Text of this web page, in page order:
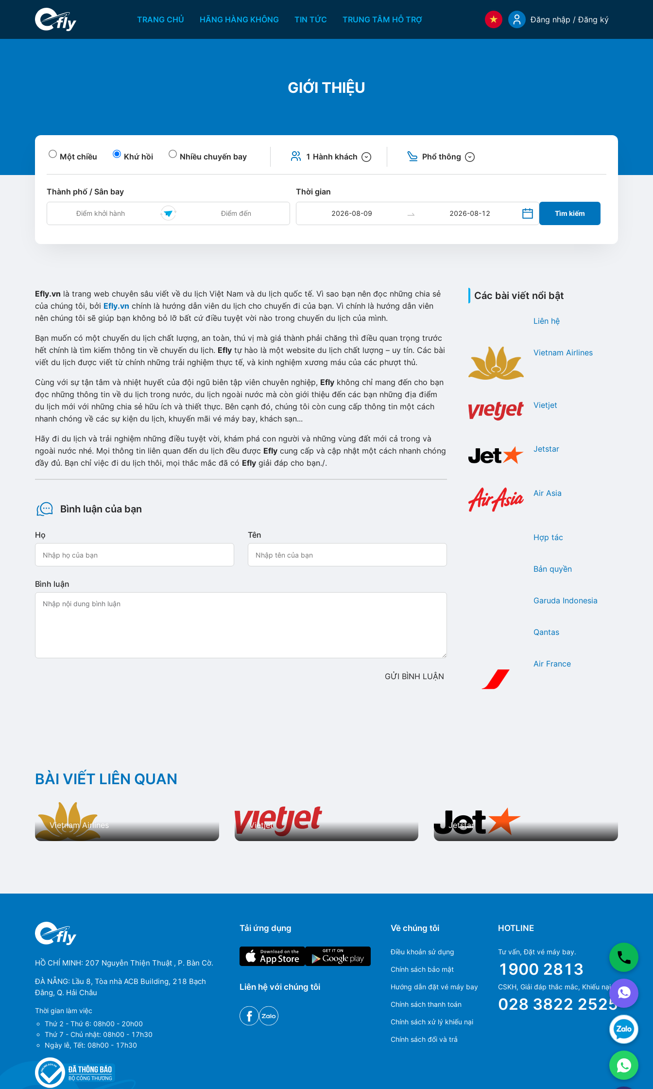
TRANG CHỦ HÃNG HÀNG KHÔNG TIN TỨC TRUNG TÂM HỖ TRỢ Đăng nhập / Đăng ký
GIỚI THIỆU
Một chiều Khứ hồi Nhiều chuyến bay 1 Hành khách Phổ thông
Thành phố / Sân bay Thời gian
Tìm kiếm
Efly.vn là trang web chuyên sâu viết về du lịch Việt Nam và du lịch quốc tế. Vì sao bạn nên đọc những chia sẻ
của chúng tôi, bởi Efly.vn chính là hướng dẫn viên du lịch cho chuyến đi của bạn. Vì chính là hướng dẫn viên
nên chúng tôi sẽ giúp bạn không bỏ lỡ bất cứ điều tuyệt vời nào trong chuyến du lịch của mình.
Bạn muốn có một chuyến du lịch chất lượng, an toàn, thú vị mà giá thành phải chăng thì điều quan trọng trước
hết chính là tìm kiếm thông tin về chuyến du lịch. Efly tự hào là một website du lịch chất lượng – uy tín. Các bài
viết du lịch được viết từ chính những trải nghiệm thực tế, và kinh nghiệm xương máu của các phượt thủ.
Cùng với sự tận tâm và nhiệt huyết của đội ngũ biên tập viên chuyên nghiệp, Efly không chỉ mang đến cho bạn
đọc những thông tin về du lịch trong nước, du lịch ngoài nước mà còn giới thiệu đến các bạn những địa điểm
du lịch mới với những chia sẻ hữu ích và thiết thực. Bên cạnh đó, chúng tôi còn cung cấp thông tin một cách
nhanh chóng về các sự kiện du lịch, khuyến mãi vé máy bay, khách sạn...
Hãy đi du lịch và trải nghiệm những điều tuyệt vời, khám phá con người và những vùng đất mới cả trong và
ngoài nước nhé. Mọi thông tin liên quan đến du lịch đều được Efly cung cấp và cập nhật một cách nhanh chóng
đầy đủ. Bạn chỉ việc đi du lịch thôi, mọi thắc mắc đã có Efly giải đáp cho bạn./.
Bình luận của bạn
Họ Tên
Bình luận
GỬI BÌNH LUẬN
Các bài viết nổi bật
Liên hệ
Vietnam Airlines
Vietjet
Jetstar
Air Asia
Hợp tác
Bản quyền
Garuda Indonesia
Qantas
Air France
BÀI VIẾT LIÊN QUAN
Vietnam Airlines Vietjet Jetstar
HỒ CHÍ MINH: 207 Nguyễn Thiện Thuật , P. Bàn Cờ.
ĐÀ NẴNG: Lầu 8, Tòa nhà ACB Building, 218 Bạch
Đằng, Q. Hải Châu
Thời gian làm việc
Thứ 2 - Thứ 6: 08h00 - 20h00
Thứ 7 - Chủ nhật: 08h00 - 17h30
Ngày lễ, Tết: 08h00 - 17h30
Tải ứng dụng
Liên hệ với chúng tôi
Về chúng tôi
Điều khoản sử dụng
Chính sách bảo mật
Hướng dẫn đặt vé máy bay
Chính sách thanh toán
Chính sách xử lý khiếu nại
Chính sách đổi và trả
HOTLINE
Tư vấn, Đặt vé máy bay.
1900 2813
CSKH, Giải đáp thắc mắc, Khiếu nại.
028 3822 2525
Ms Hằng
(+84) 70 854 1213
Ms Huỳnh